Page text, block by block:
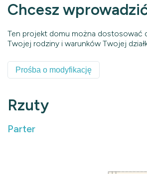
Chcesz
Ten projekt domu można dostosować
Twojej rodziny i warunków Twojej
Prośba o modyfikację
Rzuty
Parter